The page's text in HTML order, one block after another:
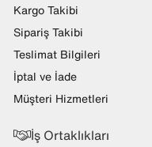
Kargo Takibi
Sipariş Takibi
Teslimat Bilgileri
İptal ve İade
Müşteri Hizmetleri
İş Ortaklıkları